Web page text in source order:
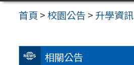
首頁 >校園公告 > 升學資訊
相關公告